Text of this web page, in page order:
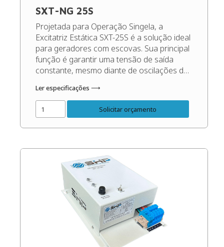
SXT-NG 25S
Projetada para Operação Singela, a
Excitatriz Estática SXT-25S é a solução ideal
para geradores com escovas. Sua principal
função é garantir uma tensão de saída
constante, mesmo diante de oscilações de
desempenho e protegendo os seus
equipamentos. (Recomendado para
geradores de até 60 Kva). Código do
Produto: 50099 Confira o […]
Ler especificações ⟶
Solicitar orçamento